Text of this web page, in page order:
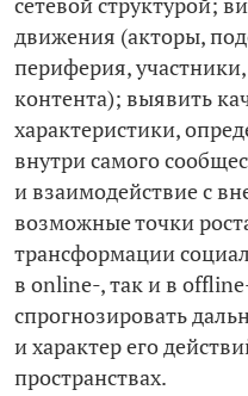
сетевой структурой;
движения (акторы,
периферия,
контента); выявить
характеристики,
внутри самого
и взаимодействие с
возможные точки
трансформации
в online-, так и в
спрогнозировать
и характер его
пространствах.